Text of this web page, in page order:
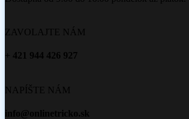
ZAVOLAJTE NÁM
+ 421 944 426 927
NAPÍŠTE NÁM
info@onlinetricko.sk